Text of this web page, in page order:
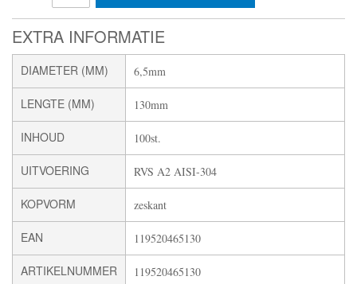
EXTRA INFORMATIE
DIAMETER (MM) 6,5mm
LENGTE (MM) 130mm
INHOUD 100st.
UITVOERING RVS A2 AISI-304
KOPVORM zeskant
EAN 119520465130
ARTIKELNUMMER 119520465130